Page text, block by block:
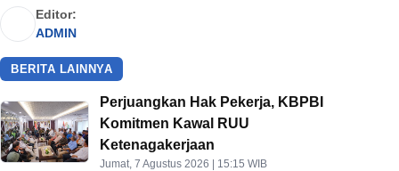
Editor:
ADMIN
BERITA LAINNYA
Perjuangkan Hak Pekerja, KBPBI
Komitmen Kawal RUU
Ketenagakerjaan
Jumat, 7 Agustus 2026 | 15:15 WIB